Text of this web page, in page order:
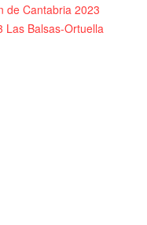
de Cantabria 2023
Las Balsas-Ortuella